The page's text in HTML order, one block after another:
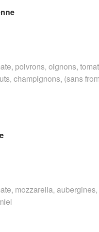
poivrons, oignons,
champignons, (sans
mozzarella,